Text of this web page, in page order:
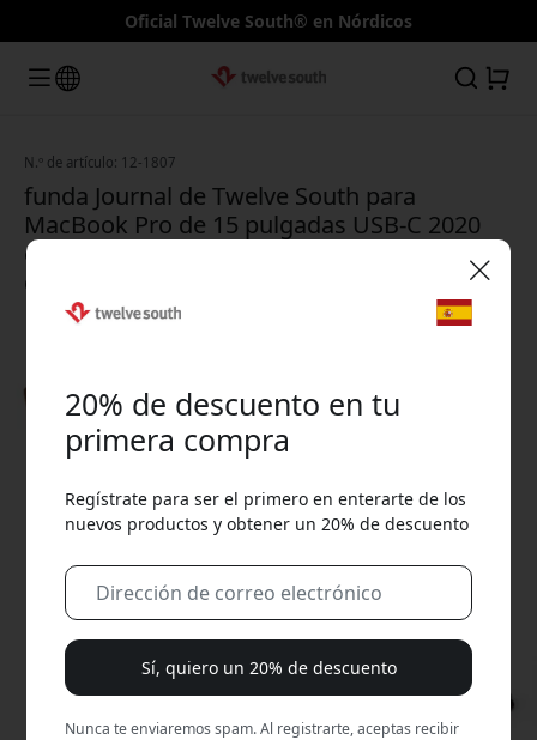
Oficial Twelve South® en Nórdicos
N.º de artículo: 12-1807
funda Journal de Twelve South para
MacBook Pro de 15 pulgadas USB-C 2020
en cuero de plena flor con bolsillo para
documentos - coñac
20% de descuento en tu
primera compra
Regístrate para ser el primero en enterarte de los
nuevos productos y obtener un 20% de descuento
Sí, quiero un 20% de descuento
Nunca te enviaremos spam. Al registrarte, aceptas recibir
🎉 Tu código de descuento:
Usa este código en la caja para obtener 20% de
descuento.